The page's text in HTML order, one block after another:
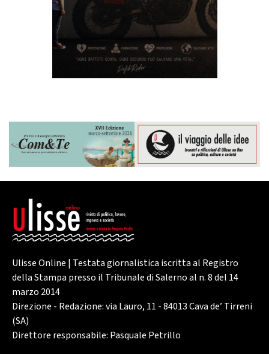
Ulisse Online | Testata giornalistica iscritta al Registro
della Stampa presso il Tribunale di Salerno al n. 8 del 14
marzo 2014
Direzione - Redazione: via Lauro, 11 - 84013 Cava de’ Tirreni
(SA)
Direttore responsabile: Pasquale Petrillo